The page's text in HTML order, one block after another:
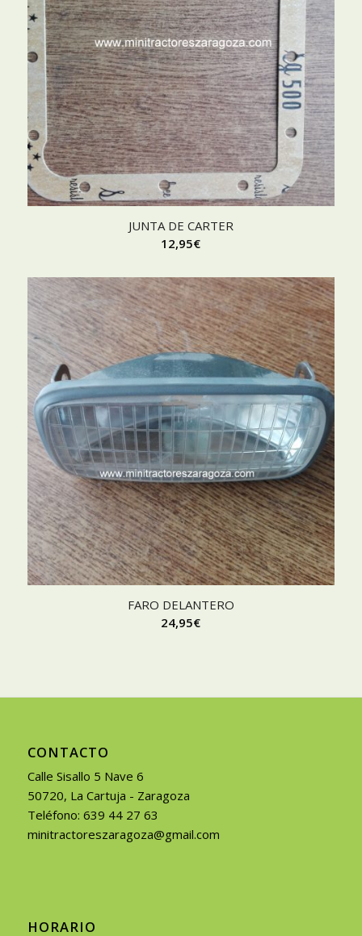
JUNTA DE CARTER
12,95€
FARO DELANTERO
24,95€
CONTACTO
Calle Sisallo 5 Nave 6
50720, La Cartuja - Zaragoza
Teléfono: 639 44 27 63
minitractoreszaragoza@gmail.com
HORARIO